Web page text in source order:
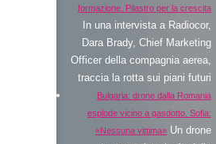
formazione. Pilastro per la crescita
In una intervista a Radiocor,
Dara Brady, Chief Marketing
Officer della compagnia aerea,
traccia la rotta sui piani futuri
Bulgaria: drone dalla Romania
esplode vicino a gasdotto. Sofia:
«Nessuna vittima» Un drone